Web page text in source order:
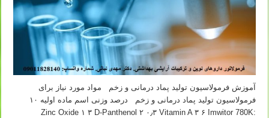
آموزش فرمولاسیون تولید پماد درمانی و زخم مواد مورد نیاز برای
فرمولاسیون تولید پماد درمانی و زخم درصد وزنی اسم ماده اولیه ۱۰
Zinc Oxide ۱ ۳ D-Panthenol ۲ ۰٫۳ Vitamin A ۳ ۶ Imwitor 780K: